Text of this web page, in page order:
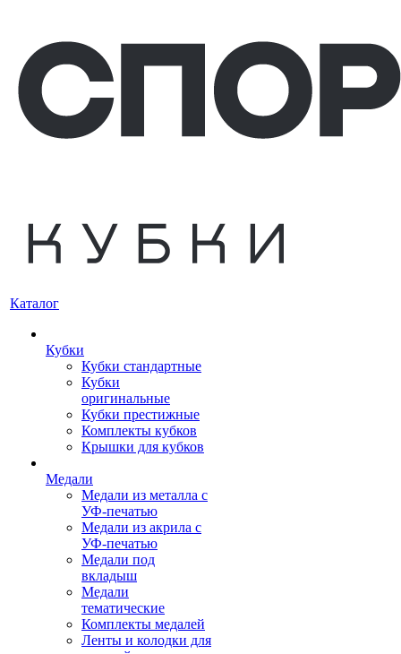
Каталог
Кубки
Кубки стандартные
Кубки
оригинальные
Кубки престижные
Комплекты кубков
Крышки для кубков
Медали
Медали из металла с
УФ-печатью
Медали из акрила с
УФ-печатью
Медали под
вкладыш
Медали
тематические
Комплекты медалей
Ленты и колодки для